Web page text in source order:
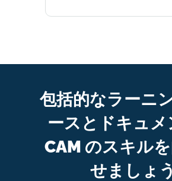
包括的なラーニ
ースとドキュ
CAM のスキル
せましょう